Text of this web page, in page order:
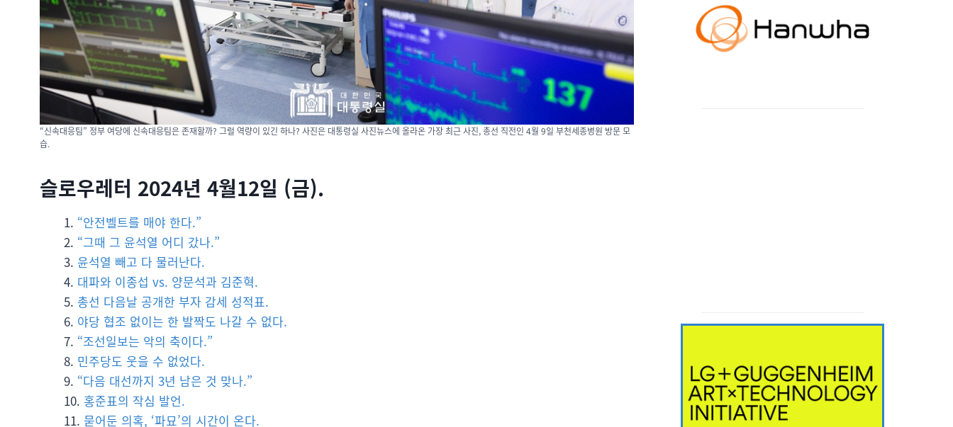
“신속대응팀” 정부 여당에 신속대응팀은 존재할까? 그럴 역량이 있긴 하나? 사진은 대통령실 사진뉴스에 올라온 가장 최근 사진, 총선 직전인 4월 9일 부천세종병원 방문 모
습.
슬로우레터 2024년 4월12일 (금).
“안전벨트를 매야 한다.”
“그때 그 윤석열 어디 갔나.”
윤석열 빼고 다 물러난다.
대파와 이종섭 vs. 양문석과 김준혁.
총선 다음날 공개한 부자 감세 성적표.
야당 협조 없이는 한 발짝도 나갈 수 없다.
“조선일보는 악의 축이다.”
민주당도 웃을 수 없었다.
“다음 대선까지 3년 남은 것 맞나.”
홍준표의 작심 발언.
묻어둔 의혹, ‘파묘’의 시간이 온다.